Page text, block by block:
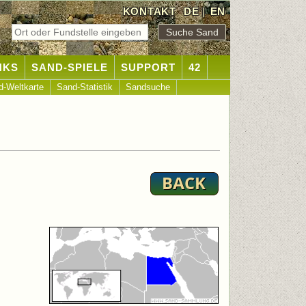
KONTAKT DE|EN
SAND-SPIELE SUPPORT 42
Weltkarte Sand-Statistik Sandsuche